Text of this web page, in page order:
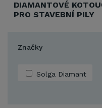
DIAMANTOVÉ
PRO STAVEBNÍ PILY
Značky
Solga Diamant